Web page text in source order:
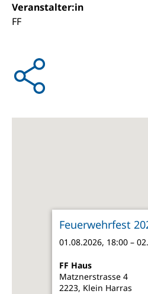
Veranstalter:in
FF
Feuerwehrfest
01.08.2026, 18:00 –
FF Haus
Matznerstrasse 4
2223, Klein Harras